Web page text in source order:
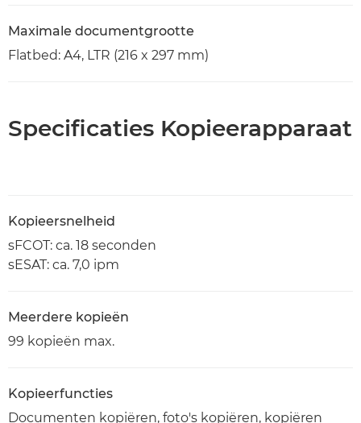
Maximale documentgrootte
Flatbed: A4, LTR (216 x 297 mm)
Specificaties Kopieerapparaat
Kopieersnelheid
sFCOT: ca. 18 seconden
sESAT: ca. 7,0 ipm
Meerdere kopieën
99 kopieën max.
Kopieerfuncties
Documenten kopiëren, foto's kopiëren, kopiëren